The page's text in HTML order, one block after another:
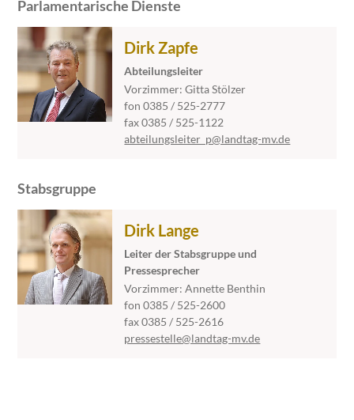
Parlamentarische Dienste
Dirk Zapfe
Abteilungsleiter
Vorzimmer: Gitta Stölzer
fon 0385 / 525-2777
fax 0385 / 525-1122
abteilungsleiter_p@landtag-mv.de
Stabsgruppe
Dirk Lange
Leiter der Stabsgruppe und
Pressesprecher
Vorzimmer: Annette Benthin
fon 0385 / 525-2600
fax 0385 / 525-2616
pressestelle@landtag-mv.de